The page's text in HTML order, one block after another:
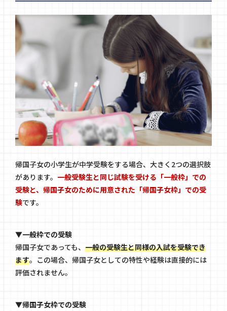
帰国子女の小学生が中学受験をする場合、大きく2つの選択肢
があります。 一般受験生と同じ試験を受ける「一般枠」での
受験と、帰国子女のために用意された「帰国子女枠」での受
験です。
▼一般枠での受験
帰国子女であっても、 一般の受験生と同様の入試を受験でき
ます。この場合、帰国子女としての特性や経験は直接的には
評価されません。
▼帰国子女枠での受験